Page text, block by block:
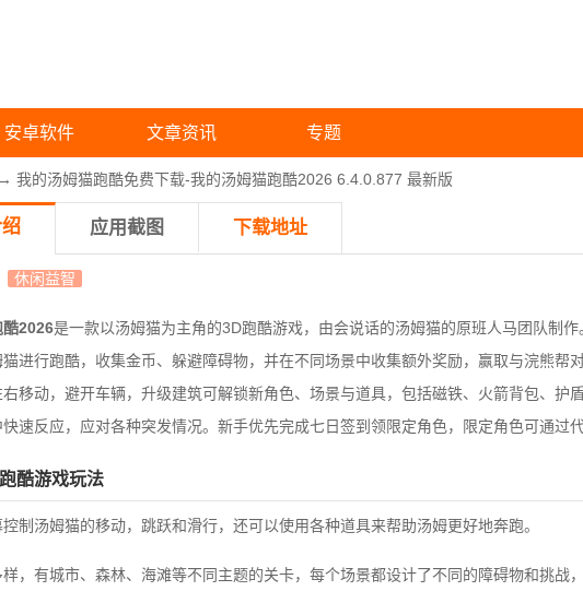
安卓软件 文章资讯 专题
→ 我的汤姆猫跑酷免费下载-我的汤姆猫跑酷2026 6.4.0.877 最新版
应用截图 下载地址
休闲益智
酷2026是一款以汤姆猫为主角的3D跑酷游戏，由会说话的汤姆猫的原班人马团队制作
进行跑酷，收集金币、躲避障碍物，并在不同场景中收集额外奖励，赢取与浣熊帮
移动，避开车辆，升级建筑可解锁新角色、场景与道具，包括磁铁、火箭背包、护
速反应，应对各种突发情况。新手优先完成七日签到领限定角色，限定角色可通过代
酷游戏玩法
制汤姆猫的移动，跳跃和滑行，还可以使用各种道具来帮助汤姆更好地奔跑。
，有城市、森林、海滩等不同主题的关卡，每个场景都设计了不同的障碍物和挑战